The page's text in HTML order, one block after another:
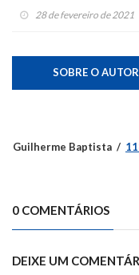
Bom Princípio: “cheguei
28 de fevereiro de 2021
SOBRE O AUTOR
Guilherme Baptista
0 COMENTÁRIOS
DEIXE UM